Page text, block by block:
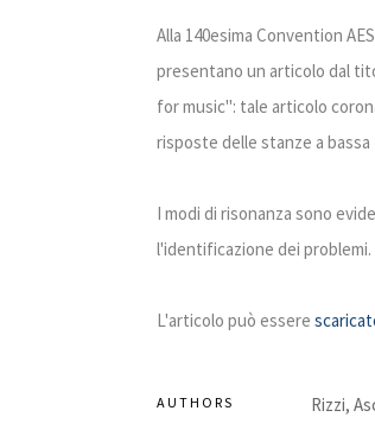
Alla 140esima Convention
presentano un articolo dal
for music": tale articolo
risposte delle stanze a
I modi di risonanza sono
l'identificazione dei problemi.
L'articolo può essere
AUTHORS Rizzi,